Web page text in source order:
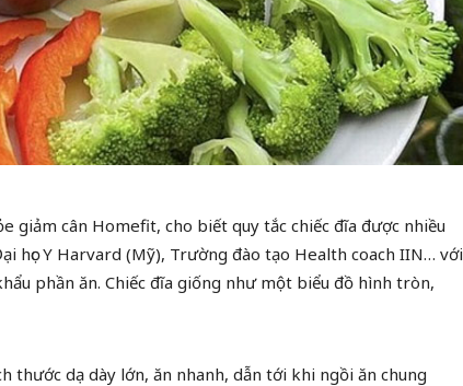
giảm cân Homefit, cho biết quy tắc chiếc đĩa được nhiều
học Y Harvard (Mỹ), Trường đào tạo Health coach IIN… với
phần ăn. Chiếc đĩa giống như một biểu đồ hình tròn,
thước dạ dày lớn, ăn nhanh, dẫn tới khi ngồi ăn chung